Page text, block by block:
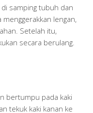
samping tubuh dan
lengan,
Setelah itu,
secara berulang.
bertumpu pada kaki
tekuk kaki kanan ke